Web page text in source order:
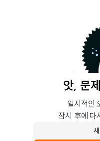
앗, 문
일시적인
잠시 후에 다